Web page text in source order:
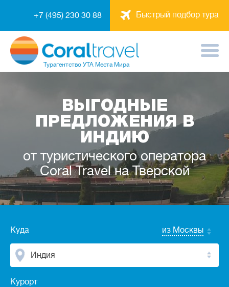
Быстрый подбор тура
+7 (495) 230 30 88
Турагентство УТА Места Мира
ВЫГОДНЫЕ
ПРЕДЛОЖЕНИЯ В
ИНДИЮ
от туристического оператора
Coral Travel на Тверской
Куда из Москвы
Индия
Курорт